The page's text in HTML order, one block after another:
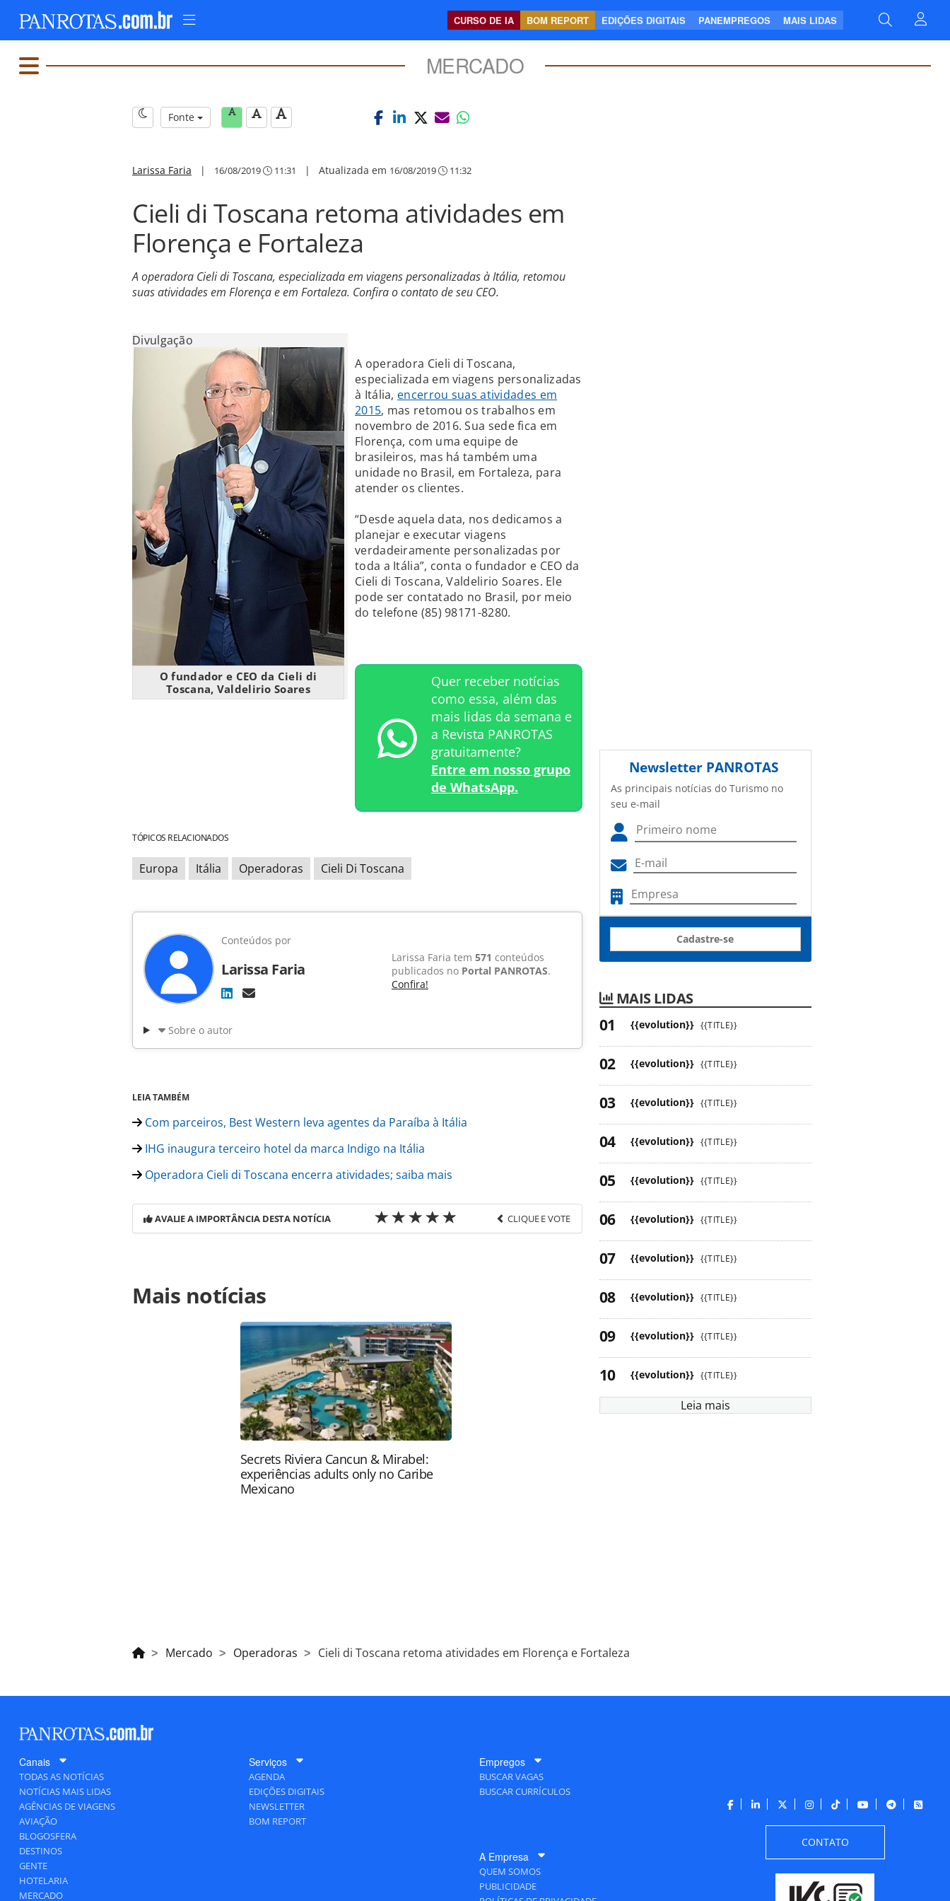
CURSO DE IA BOM REPORT EDIÇÕES DIGITAIS PANEMPREGOS MAIS LIDAS
MERCADO
Fonte
Larissa Faria | 16/08/2019 11:31 | Atualizada em 16/08/2019 11:32
Cieli di Toscana retoma atividades em
Florença e Fortaleza
A operadora Cieli di Toscana, especializada em viagens personalizadas à Itália, retomou
suas atividades em Florença e em Fortaleza. Confira o contato de seu CEO.
Divulgação
O fundador e CEO da Cieli di
Toscana, Valdelirio Soares
A operadora Cieli di Toscana,
especializada em viagens personalizadas
à Itália, encerrou suas atividades em
2015, mas retomou os trabalhos em
novembro de 2016. Sua sede fica em
Florença, com uma equipe de
brasileiros, mas há também uma
unidade no Brasil, em Fortaleza, para
atender os clientes.
“Desde aquela data, nos dedicamos a
planejar e executar viagens
verdadeiramente personalizadas por
toda a Itália”, conta o fundador e CEO da
Cieli di Toscana, Valdelirio Soares. Ele
pode ser contatado no Brasil, por meio
do telefone (85) 98171-8280.
Quer receber notícias
como essa, além das
mais lidas da semana e
a Revista PANROTAS
gratuitamente?
Entre em nosso grupo
de WhatsApp.
TÓPICOS RELACIONADOS
Europa Itália Operadoras Cieli Di Toscana
Conteúdos por
Larissa Faria
Larissa Faria tem 571 conteúdos
publicados no Portal PANROTAS.
Confira!
Sobre o autor
LEIA TAMBÉM
Com parceiros, Best Western leva agentes da Paraíba à Itália
IHG inaugura terceiro hotel da marca Indigo na Itália
Operadora Cieli di Toscana encerra atividades; saiba mais
AVALIE A IMPORTÂNCIA DESTA NOTÍCIA CLIQUE E VOTE
https://www.panrotas.com.br/mercado/operadoras/2019/08/operadora-cieli-di-
toscana-retoma-atividades-em-florenca-e-fortaleza_166823.html ou as ferramentas
oferecidas na página. Todo o conteúdo produzido pela PANROTAS Editora é protegido
pela legislação brasileira sobre direito autoral. Não reproduza o conteúdo sem
autorização da PANROTAS Editora (copyright@panrotas.com.br).
Mais notícias
Secrets Riviera Cancun & Mirabel:
experiências adults only no Caribe
Mexicano
Newsletter PANROTAS
As principais notícias do Turismo no
seu e-mail
Cadastre-se
MAIS LIDAS
{{evolution}} {{TITLE}}
{{evolution}} {{TITLE}}
{{evolution}} {{TITLE}}
{{evolution}} {{TITLE}}
{{evolution}} {{TITLE}}
{{evolution}} {{TITLE}}
{{evolution}} {{TITLE}}
{{evolution}} {{TITLE}}
{{evolution}} {{TITLE}}
{{evolution}} {{TITLE}}
Leia mais
Mercado Operadoras Cieli di Toscana retoma atividades em Florença e Fortaleza
Canais
TODAS AS NOTÍCIAS
NOTÍCIAS MAIS LIDAS
AGÊNCIAS DE VIAGENS
AVIAÇÃO
BLOGOSFERA
DESTINOS
GENTE
HOTELARIA
MERCADO
Serviços
AGENDA
EDIÇÕES DIGITAIS
NEWSLETTER
BOM REPORT
Empregos
BUSCAR VAGAS
BUSCAR CURRÍCULOS
A Empresa
QUEM SOMOS
PUBLICIDADE
CONTATO